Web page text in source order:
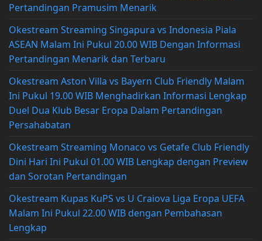
Pertandingan Pramusim Menarik
Okestream Streaming Singapura vs Indonesia Piala
ASEAN Malam Ini Pukul 20.00 WIB Dengan Informasi
Pertandingan Menarik dan Terbaru
Okestream Aston Villa vs Bayern Club Friendly Malam
Ini Pukul 19.00 WIB Menghadirkan Informasi Lengkap
Duel Dua Klub Besar Eropa Dalam Pertandingan
Persahabatan
Okestream Streaming Monaco vs Getafe Club Friendly
Dini Hari Ini Pukul 01.00 WIB Lengkap dengan Preview
dan Sorotan Pertandingan
Okestream Kupas KuPS vs U Craiova Liga Eropa UEFA
Malam Ini Pukul 22.00 WIB dengan Pembahasan
Lengkap